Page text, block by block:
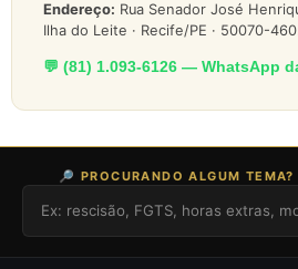
Endereço: Rua Senador José
Ilha do Leite · Recife/PE · 50070-
💬 (81) 1.093-6126 — WhatsApp
🔎 PROCURANDO ALGUM